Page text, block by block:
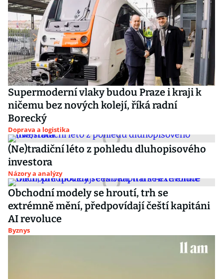
Supermoderní vlaky budou Praze i kraji k
ničemu bez nových kolejí, říká radní
Borecký
Doprava a logistika
(Ne)tradiční léto z pohledu dluhopisového
investora
Názory a analýzy
Obchodní modely se hroutí, trh se
extrémně mění, předpovídají čeští kapitáni
AI revoluce
Byznys